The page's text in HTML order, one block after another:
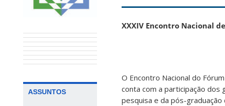
ASSUNTOS
XXXIV Encontro Nacional
O Encontro Nacional do
conta com a participação
pesquisa e da pós-